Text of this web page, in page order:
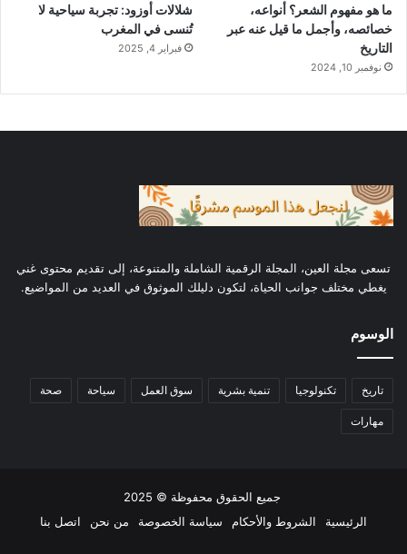
ما هو مفهوم الشعر؟ أنواعه،
خصائصه، وأجمل ما قيل عنه عبر
التاريخ
نوفمبر 10, 2024
شلالات أوزود: تجربة سياحية لا
تُنسى في المغرب
فبراير 4, 2025
تسعى مجلة العين، المجلة الرقمية الشاملة والمتنوعة، إلى تقديم محتوى غني
يغطي مختلف جوانب الحياة، لتكون دليلك الموثوق في العديد من المواضيع.
الوسوم
تاريخ تكنولوجيا تنمية بشرية سوق العمل سياحة صحة
مهارات
جميع الحقوق محفوظة © 2025
الرئيسية
الشروط والأحكام سياسة الخصوصة من نحن اتصل بنا